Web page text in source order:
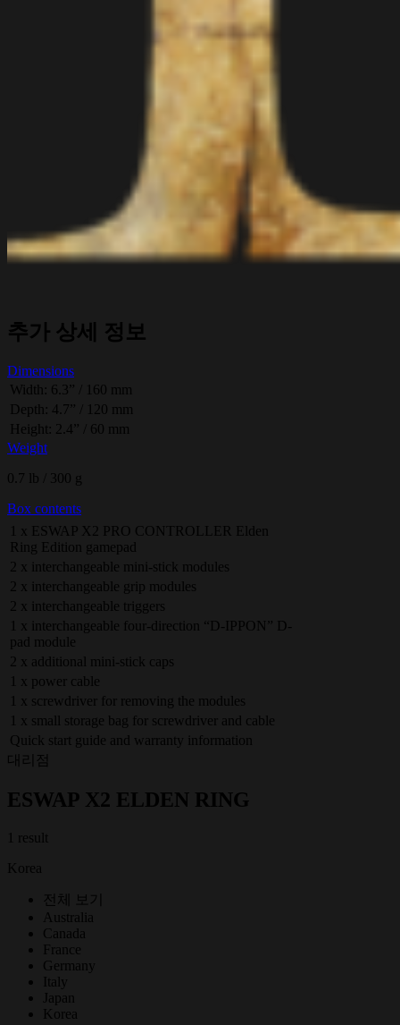
추가 상세 정보
Dimensions
Width: 6.3” / 160 mm
Depth: 4.7” / 120 mm
Height: 2.4” / 60 mm
Weight
0.7 lb / 300 g
Box contents
1 x ESWAP X2 PRO CONTROLLER Elden
Ring Edition gamepad
2 x interchangeable mini-stick modules
2 x interchangeable grip modules
2 x interchangeable triggers
1 x interchangeable four-direction “D-IPPON” D-
pad module
2 x additional mini-stick caps
1 x power cable
1 x screwdriver for removing the modules
1 x small storage bag for screwdriver and cable
Quick start guide and warranty information
대리점
ESWAP X2 ELDEN RING
1 result
Korea
전체 보기
Australia
Canada
France
Germany
Italy
Japan
Korea